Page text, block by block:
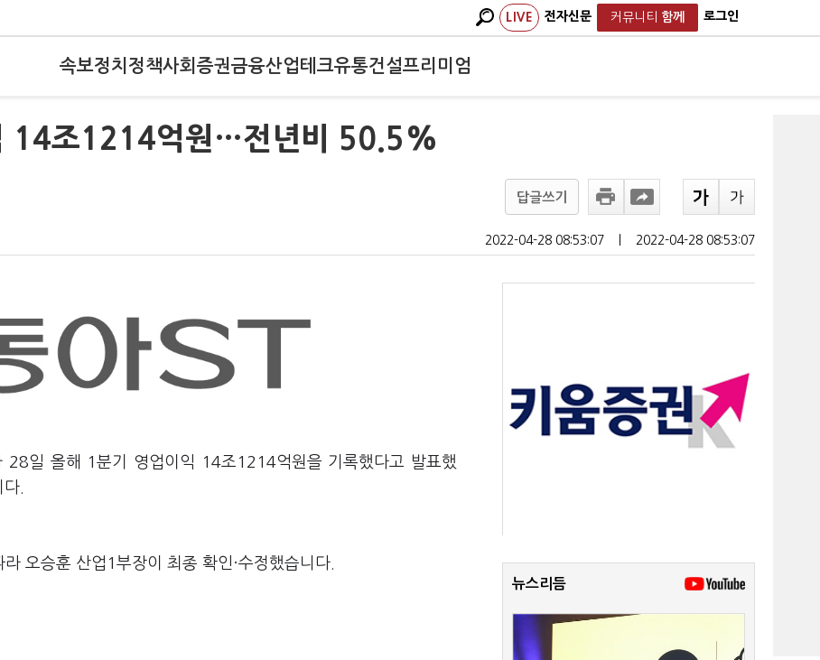
LIVE 전자신문 커뮤니티 함께 로그인
속보정치 정책사회 증권금융산업테크유통건설프리미엄
14조1214억원…전년비 50.5%
답글쓰기
2022-04-28 08:53:07 2022-04-28 08:53:07
28일 올해 1분기 영업이익 14조1214억원을 기록했다고 발표했
.
오승훈 산업1부장이 최종 확인·수정했습니다.
뉴스리듬